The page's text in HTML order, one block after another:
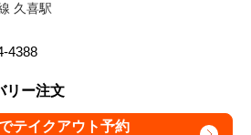
久喜駅
4388
リー注文
テイクアウト予約